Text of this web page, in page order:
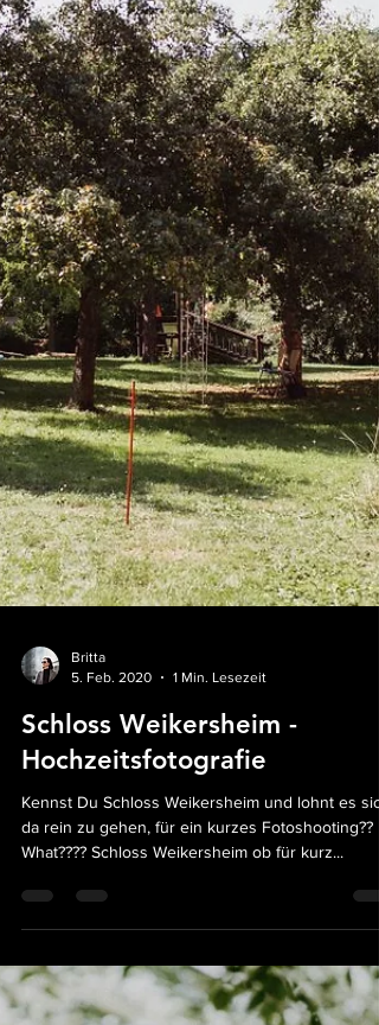
Britta
5. Feb. 2020
1 Min. Lesezeit
Schloss Weikersheim -
Hochzeitsfotografie
da rein zu gehen, für ein kurzes Fotoshooting??
What???? Schloss Weikersheim ob für kurz...